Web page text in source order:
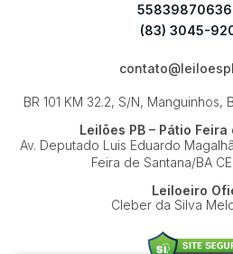
(83) 3045-
BR 101 KM 32.2, S/N, Manguinhos,
Leilões PB – Pátio
Av. Deputado Luis Eduardo
Feira de Santana/BA
Leiloeiro
Cleber da Silva